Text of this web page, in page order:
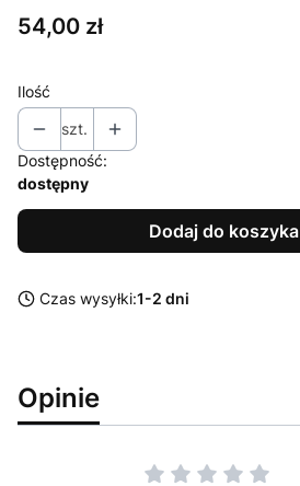
Cena
54,00 zł
Ilość
szt.
Dostępność:
dostępny
Dodaj do koszyka
Czas wysyłki:1-2 dni
Opinie